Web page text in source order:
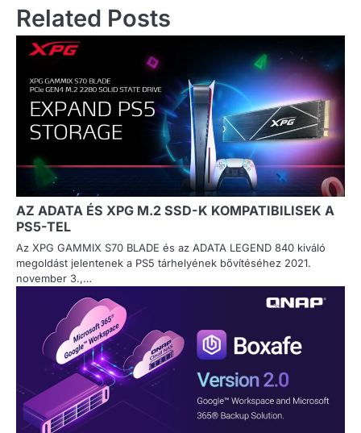
Related Posts
AZ ADATA ÉS XPG M.2 SSD-K KOMPATIBILISEK A
PS5-TEL
Az XPG GAMMIX S70 BLADE és az ADATA LEGEND 840 kiváló
megoldást jelentenek a PS5 tárhelyének bővítéséhez 2021.
november 3.,…